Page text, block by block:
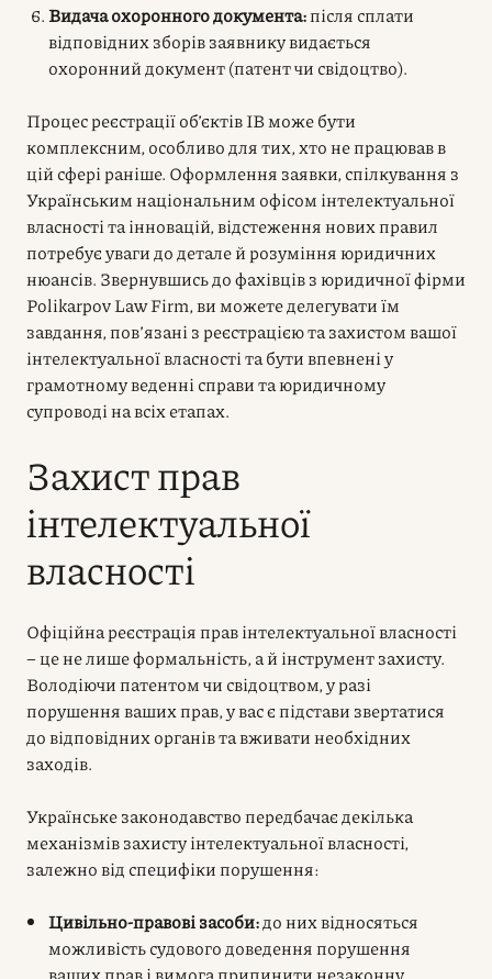
Видача охоронного документа:після сплати
відповідних зборів заявнику видається
охоронний документ (патент чи свідоцтво).
Процес реєстрації об’єктів ІВ може бути
комплексним, особливо для тих, хто не працював в
цій сфері раніше. Оформлення заявки, спілкування з
Українським національним офісом інтелектуальної
власності та інновацій, відстеження нових правил
потребує уваги до детале й розуміння юридичних
нюансів. Звернувшись до фахівців з юридичної фірми
Polikarpov Law Firm, ви можете делегувати їм
завдання, пов’язані з реєстрацією та захистом вашої
інтелектуальної власності та бути впевнені у
грамотному веденні справи та юридичному
супроводі на всіх етапах.
Захист прав
інтелектуальної
власності
Офіційна реєстрація прав інтелектуальної власності
– це не лише формальність, а й інструмент захисту.
Володіючи патентом чи свідоцтвом, у разі
порушення ваших прав, у вас є підстави звертатися
до відповідних органів та вживати необхідних
заходів.
Українське законодавство передбачає декілька
механізмів захисту інтелектуальної власності,
залежно від специфіки порушення:
Цивільно-правові засоби:до них відносяться
можливість судового доведення порушення
ваших прав і вимога припинити незаконну